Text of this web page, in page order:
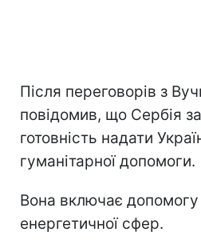
Після переговорів з
повідомив, що Сербія
готовність надати
гуманітарної допомоги.
Вона включає
енергетичної сфер.